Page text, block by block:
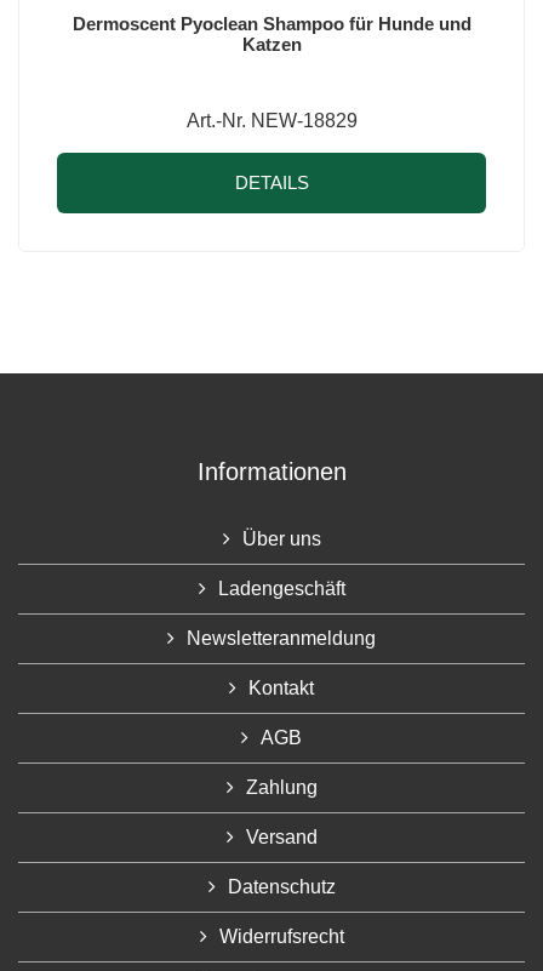
Dermoscent Pyoclean Shampoo für Hunde und
Katzen
Art.-Nr. NEW-18829
DETAILS
Informationen
Über uns
Ladengeschäft
Newsletteranmeldung
Kontakt
AGB
Zahlung
Versand
Datenschutz
Widerrufsrecht